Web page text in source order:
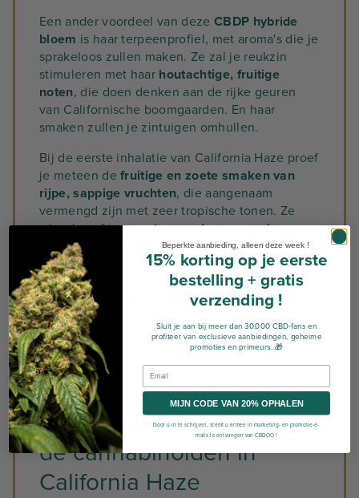
Een ander voordeel van deze CBDP hybride
bloem is haar terpeenprofiel, met aroma's die je
sprakeloos zullen maken. Ze zal je reukzin
stimuleren met haar houtachtige, fruitige
noten, die doen denken aan de rijke geuren
van Californische boomgaarden. En haar
smaken zullen je zintuigen omhullen.
Bij de eerste inhalatie van California Haze proef
je meteen defruitige en zoete smaken van
rijpe, sappige vruchten, die aangenaam
vermengd zijn met zeer tropische tonen. Ze
wisselen af tussen desmaak van zonnige
perziken en wilde bessen. Deze smaken
versmelten harmonieus met houttonen van
verse dennen, als een ode aan de natuurlijke
landschappen van de westkust.
Zoom op
Cannabidiphorol, een van
de cannabinoïden in
California Haze
Beperkte aanbieding, alleen deze week !
15% korting op je eerste
bestelling+ gratis
verzending !
Sluit je aan bij meer dan 30.000 CBD-fans en
profiteer van exclusieve aanbiedingen, geheime
promoties en primeurs. 🎁
MIJN CODE VAN 20% OPHALEN
Door u in te schrijven, stemt u ermee in marketing- en promotie-e-
mails te ontvangen van CBDOO !